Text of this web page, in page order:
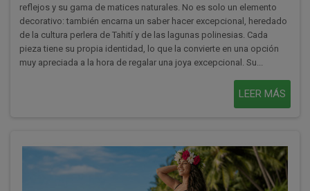
reflejos y su gama de matices naturales. No es solo un elemento
decorativo: también encarna un saber hacer excepcional, heredado
de la cultura perlera de Tahití y de las lagunas polinesias. Cada
pieza tiene su propia identidad, lo que la convierte en una opción
muy apreciada a la hora de regalar una joya excepcional. Su...
LEER MÁS